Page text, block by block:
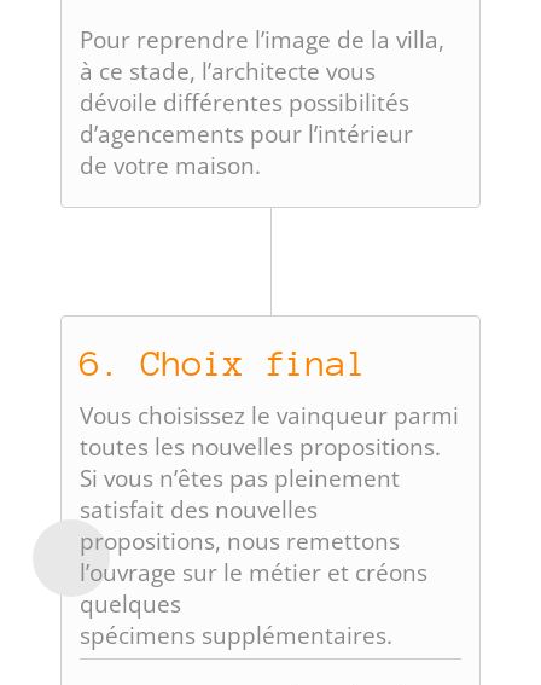
Pour reprendre l’image de la villa,
à ce stade, l’architecte vous
dévoile différentes possibilités
d’agencements pour l’intérieur
de votre maison.
6. Choix final
Vous choisissez le vainqueur parmi
toutes les nouvelles propositions.
Si vous n’êtes pas pleinement
satisfait des nouvelles
propositions, nous remettons
l’ouvrage sur le métier et créons
quelques
spécimens supplémentaires.